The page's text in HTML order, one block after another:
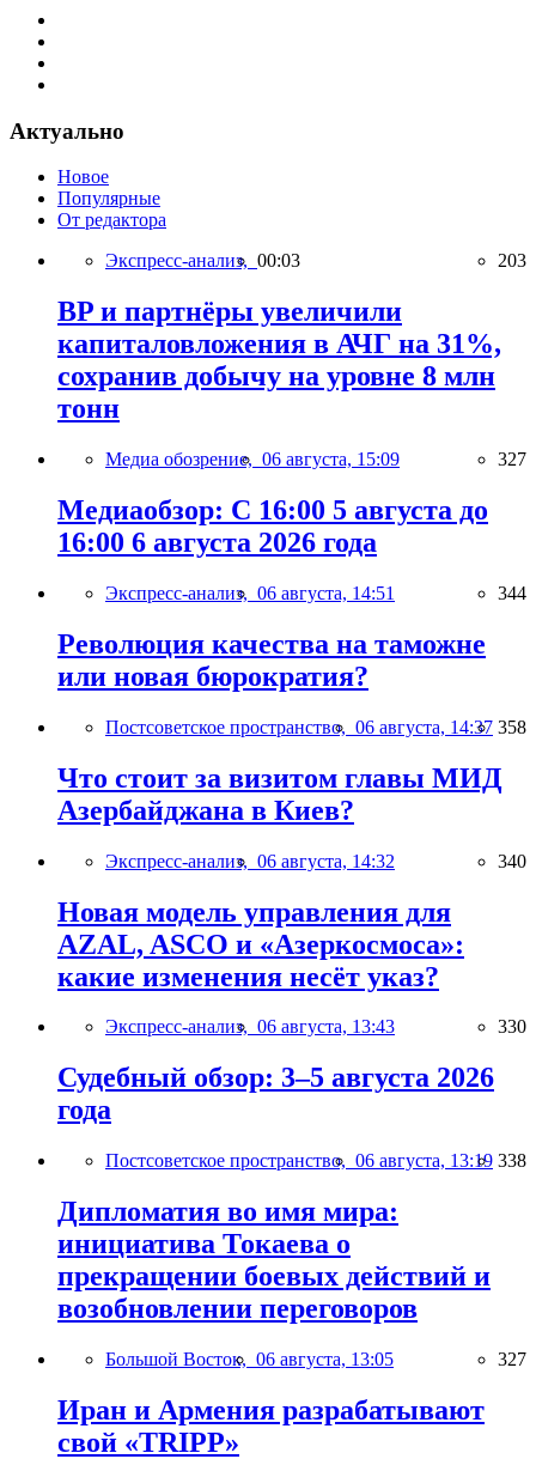
Актуально
Новое
Популярные
От редактора
Экспресс-анализ, 00:03 203
BP и партнёры увеличили
капиталовложения в АЧГ на 31%,
сохранив добычу на уровне 8 млн
тонн
Медиа обозрение, 06 августа, 15:09 327
Медиаобзор: С 16:00 5 августа до
16:00 6 августа 2026 года
Экспресс-анализ, 06 августа, 14:51 344
Революция качества на таможне
или новая бюрократия?
Постсоветское пространство, 06 августа, 14:37 358
Что стоит за визитом главы МИД
Азербайджана в Киев?
Экспресс-анализ, 06 августа, 14:32 340
Новая модель управления для
AZAL, ASCO и «Азеркосмоса»:
какие изменения несёт указ?
Экспресс-анализ, 06 августа, 13:43 330
Судебный обзор: 3–5 августа 2026
года
Постсоветское пространство, 06 августа, 13:19 338
Дипломатия во имя мира:
инициатива Токаева о
прекращении боевых действий и
возобновлении переговоров
Большой Восток, 06 августа, 13:05 327
Иран и Армения разрабатывают
свой «TRIPP»